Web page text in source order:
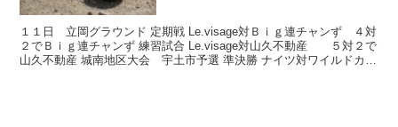
１１日 立岡グラウンド 定期戦 Le.visage対Ｂｉｇ連チャンず ４対
２でＢｉｇ連チャンず 練習試合 Le.visage対山久不動産 ５対２で
山久不動産 城南地区大会 宇土市予選 準決勝 ナイツ対ワイルドカン